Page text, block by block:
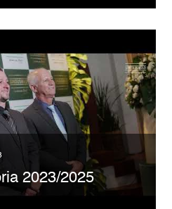
2023/2025